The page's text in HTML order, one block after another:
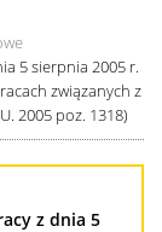
5 sierpnia 2005 r.
związanych z
2005 poz. 1318)
z dnia 5